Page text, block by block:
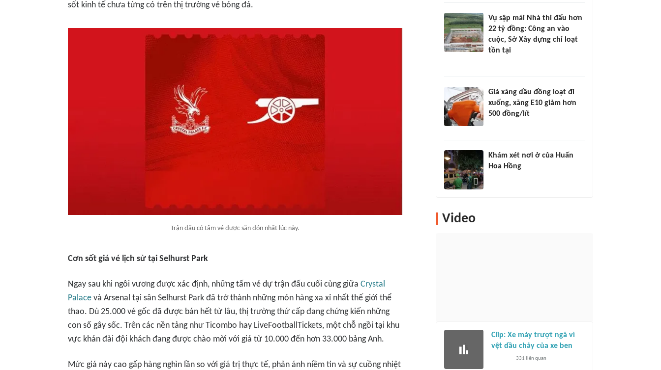
sốt kinh tế chưa từng có trên thị trường vé bóng đá.
Trận đấu có tấm vé được săn đón nhất lúc này.
Cơn sốt giá vé lịch sử tại Selhurst Park
Ngay sau khi ngôi vương được xác định, những tấm vé dự trận đấu cuối cùng giữa Crystal
Palace và Arsenal tại sân Selhurst Park đã trở thành những món hàng xa xỉ nhất thế giới thể
thao. Dù 25.000 vé gốc đã được bán hết từ lâu, thị trường thứ cấp đang chứng kiến những
con số gây sốc. Trên các nền tảng như Ticombo hay LiveFootballTickets, một chỗ ngồi tại khu
vực khán đài đội khách đang được chào mời với giá từ 10.000 đến hơn 33.000 bảng Anh.
Mức giá này cao gấp hàng nghìn lần so với giá trị thực tế, phản ánh niềm tin và sự cuồng nhiệt
Vụ sập mái Nhà thi đấu hơn
22 tỷ đồng: Công an vào
cuộc, Sở Xây dựng chỉ loạt
tồn tại
Giá xăng dầu đồng loạt đi
xuống, xăng E10 giảm hơn
500 đồng/lít
Khám xét nơi ở của Huấn
Hoa Hồng
Video
Clip: Xe máy trượt ngã vì
vệt dầu chảy của xe ben
331 liên quan